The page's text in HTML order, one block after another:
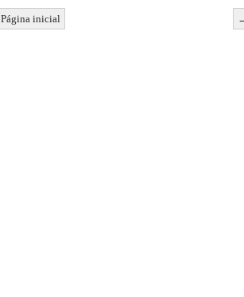
Página inicial